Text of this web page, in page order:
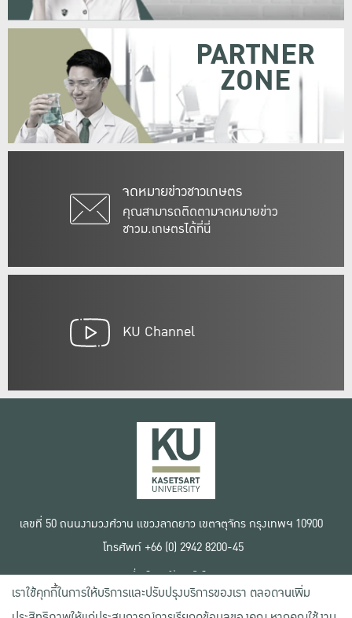
จดหมายข่าวชาวเกษตร
คุณสามารถติดตามจดหมายข่าว
ชาวม.เกษตรได้ที่นี่
PARTNER
ZONE
KU Channel
เลขที่ 50 ถนนงามวงศ์วาน แขวงลาดยาว เขตจตุจักร กรุงเทพฯ 10900
โทรศัพท์ +66 (0) 2942 8200-45
เงื่อนไขการใช้งานเว็บไซต์
ข้อตกลงด้านสิทธิ์ใช้งาน
นโยบายความเป็นส่วนตัว
เราใช้คุกกี้ในการให้บริการและปรับปรุงบริการของเรา ตลอดจนเพิ่ม